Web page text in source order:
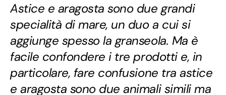
Astice e aragosta sono due grandi
specialità di mare, un duo a cui si
aggiunge spesso la granseola. Ma è
facile confondere i tre prodotti e, in
particolare, fare confusione tra astice
e aragosta sono due animali simili ma